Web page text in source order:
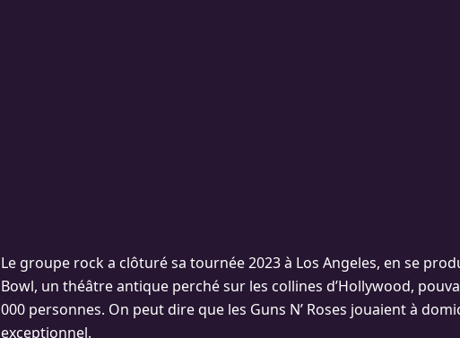
Le groupe rock a clôturé sa tournée 2023 à Los Angeles, en se
Bowl, un théâtre antique perché sur les collines d’Hollywood,
000 personnes. On peut dire que les Guns N’ Roses jouaient à
exceptionnel.